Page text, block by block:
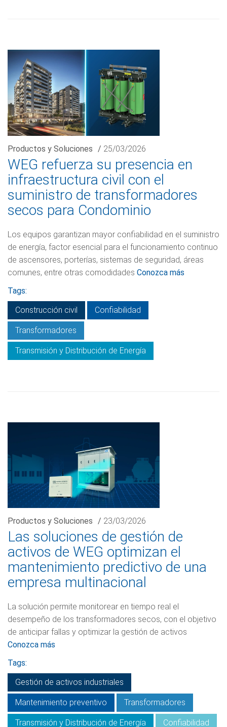
Productos y Soluciones / 25/03/2026
WEG refuerza su presencia en
infraestructura civil con el
suministro de transformadores
secos para Condominio
Los equipos garantizan mayor confiabilidad en el suministro
de energía, factor esencial para el funcionamiento continuo
de ascensores, porterías, sistemas de seguridad, áreas
comunes, entre otras comodidades Conozca más
Tags:
Construcción civil
Confiabilidad
Transformadores
Transmisión y Distribución de Energía
Productos y Soluciones / 23/03/2026
Las soluciones de gestión de
activos de WEG optimizan el
mantenimiento predictivo de una
empresa multinacional
La solución permite monitorear en tiempo real el
desempeño de los transformadores secos, con el objetivo
de anticipar fallas y optimizar la gestión de activos
Conozca más
Tags:
Gestión de activos industriales
Mantenimiento preventivo Transformadores
Transmisión y Distribución de Energía Confiabilidad